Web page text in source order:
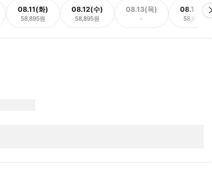
08.11(화)
58,895원
08.12(수)
58,895원
08.13(목)
-
08.14(금)
58,895원